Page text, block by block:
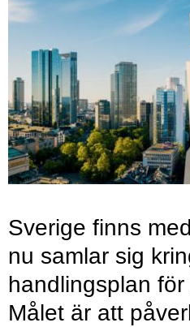
Sverige finns
nu samlar sig
handlingsplan
Målet är att